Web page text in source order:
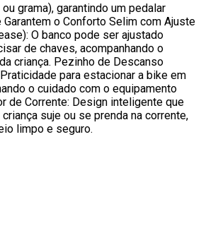
grama), garantindo um pedalar
Garantem o Conforto Selim com Ajuste
O banco pode ser ajustado
de chaves, acompanhando o
criança. Pezinho de Descanso
para estacionar a bike em
o cuidado com o equipamento
de Corrente: Design inteligente que
suje ou se prenda na corrente,
limpo e seguro.